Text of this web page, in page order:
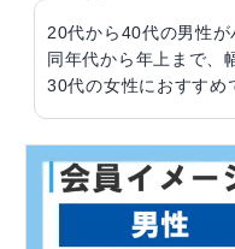
20代から40代の男性が
同年代から年上まで、
30代の女性におすすめ